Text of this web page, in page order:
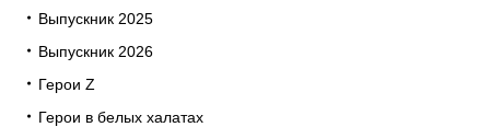
Выпускник 2025
Выпускник 2026
Герои Z
Герои в белых халатах